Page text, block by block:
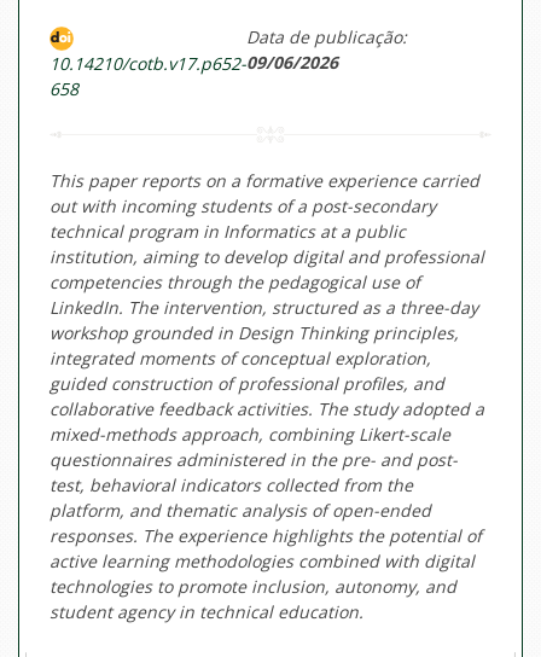
10.14210/cotb.v17.p652-
658
Data de publicação:
09/06/2026
This paper reports on a formative experience carried
out with incoming students of a post-secondary
technical program in Informatics at a public
institution, aiming to develop digital and professional
competencies through the pedagogical use of
LinkedIn. The intervention, structured as a three-day
workshop grounded in Design Thinking principles,
integrated moments of conceptual exploration,
guided construction of professional profiles, and
collaborative feedback activities. The study adopted a
mixed-methods approach, combining Likert-scale
questionnaires administered in the pre- and post-
test, behavioral indicators collected from the
platform, and thematic analysis of open-ended
responses. The experience highlights the potential of
active learning methodologies combined with digital
technologies to promote inclusion, autonomy, and
student agency in technical education.